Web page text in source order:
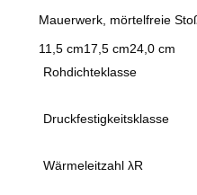
Mauerwerk, mörtelfreie
11,5 cm17,5 cm24,0 cm
Rohdichteklasse
Druckfestigkeitsklasse
Wärmeleitzahl λR